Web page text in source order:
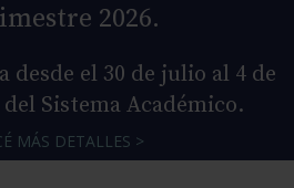
2026.
el 30 de julio al 4 de
Sistema Académico.
MÁS DETALLES >